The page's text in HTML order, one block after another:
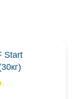
Start